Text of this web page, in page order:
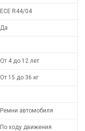
ECE R44/04
Да
От 4 до 12 лет
От 15 до 36 кг
Ремни автомобиля
По ходу движения